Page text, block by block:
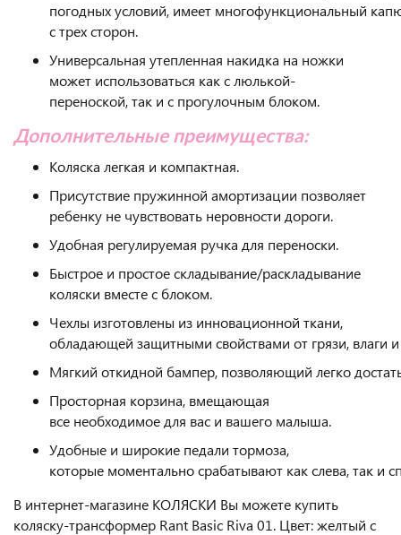
погодных условий, имеет многофункциональный
с трех сторон.
Универсальная утепленная накидка на ножки
может использоваться как с люлькой-
переноской, так и с прогулочным блоком.
Дополнительные преимущества:
Коляска легкая и компактная.
Присутствие пружинной амортизации позволяет
ребенку не чувствовать неровности дороги.
Удобная регулируемая ручка для переноски.
Быстрое и простое складывание/раскладывание
коляски вместе с блоком.
Чехлы изготовлены из инновационной ткани,
обладающей защитными свойствами от грязи, влаги
Мягкий откидной бампер, позволяющий легко
Просторная корзина, вмещающая
все необходимое для вас и вашего малыша.
Удобные и широкие педали тормоза,
которые моментально срабатывают как слева, так и
В интернет-магазине КОЛЯСКИ Вы можете купить
коляску-трансформер Rant Basic Riva 01. Цвет: желтый с